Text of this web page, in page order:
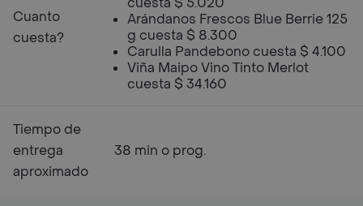
Cuanto
cuesta?
Arándanos Frescos Blue Berrie 125
g cuesta $ 8.300
Carulla Pandebono cuesta $ 4.100
Viña Maipo Vino Tinto Merlot
cuesta $ 34.160
Tiempo de
entrega
aproximado
38 min o prog.